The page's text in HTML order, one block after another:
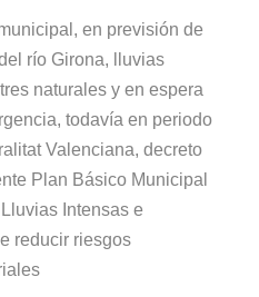
en previsión de
río Girona, lluvias
naturales y en espera
todavía en periodo
Valenciana, decreto
Plan Básico Municipal
Intensas e
reducir riesgos